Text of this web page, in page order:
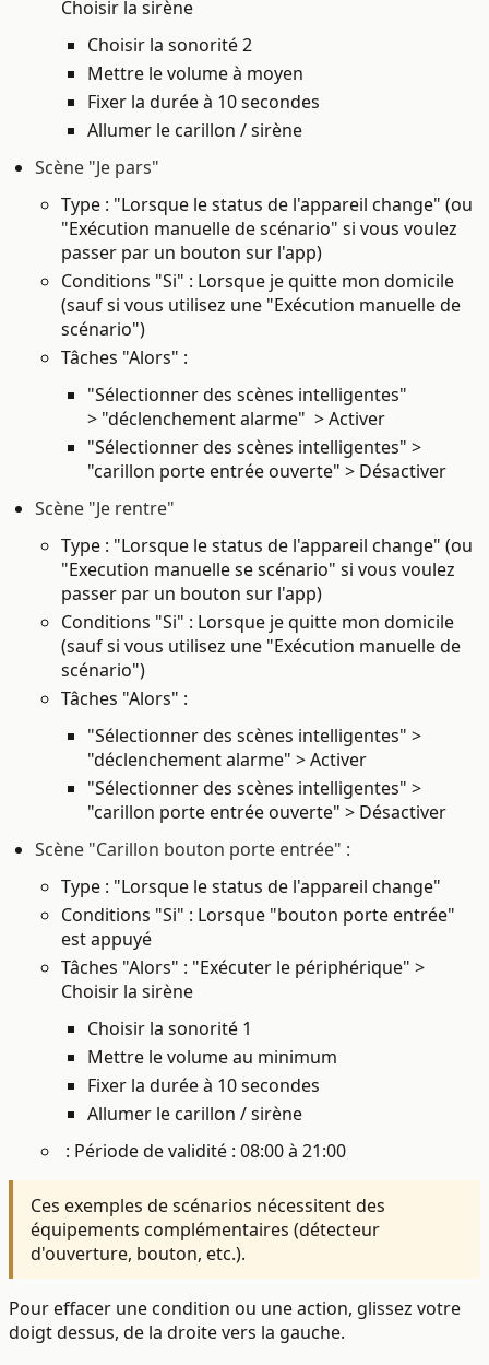
Choisir la sirène
Choisir la sonorité 2
Mettre le volume à moyen
Fixer la durée à 10 secondes
Allumer le carillon / sirène
Scène "Je pars"
Type : "Lorsque le status de l'appareil change" (ou
"Exécution manuelle de scénario" si vous voulez
passer par un bouton sur l'app)
Conditions "Si" : Lorsque je quitte mon domicile
(sauf si vous utilisez une "Exécution manuelle de
scénario")
Tâches "Alors" :
"Sélectionner des scènes intelligentes"
> "déclenchement alarme" > Activer
"Sélectionner des scènes intelligentes" >
"carillon porte entrée ouverte" > Désactiver
Scène "Je rentre"
Type : "Lorsque le status de l'appareil change" (ou
"Execution manuelle se scénario" si vous voulez
passer par un bouton sur l'app)
Conditions "Si" : Lorsque je quitte mon domicile
(sauf si vous utilisez une "Exécution manuelle de
scénario")
Tâches "Alors" :
"Sélectionner des scènes intelligentes" >
"déclenchement alarme" > Activer
"Sélectionner des scènes intelligentes" >
"carillon porte entrée ouverte" > Désactiver
Scène "Carillon bouton porte entrée" :
Type : "Lorsque le status de l'appareil change"
Conditions "Si" : Lorsque "bouton porte entrée"
est appuyé
Tâches "Alors" : "Exécuter le périphérique" >
Choisir la sirène
Choisir la sonorité 1
Mettre le volume au minimum
Fixer la durée à 10 secondes
Allumer le carillon / sirène
: Période de validité : 08:00 à 21:00
Ces exemples de scénarios nécessitent des
équipements complémentaires (détecteur
d'ouverture, bouton, etc.).
Pour effacer une condition ou une action, glissez votre
doigt dessus, de la droite vers la gauche.